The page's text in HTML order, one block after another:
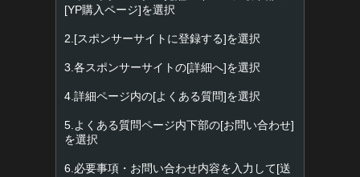
[YP購入ページ]を選択
2.[スポンサーサイトに登録する]を選択
3.各スポンサーサイトの[詳細へ]を選択
4.詳細ページ内の[よくある質問]を選択
5.よくある質問ページ内下部の[お問い合わせ]
を選択
6.必要事項・お問い合わせ内容を入力して[送